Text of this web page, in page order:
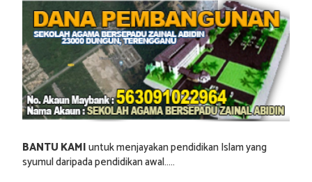
BANTU KAMIuntuk menjayakan pendidikan Islam yang
syumul daripada pendidikan awal.....